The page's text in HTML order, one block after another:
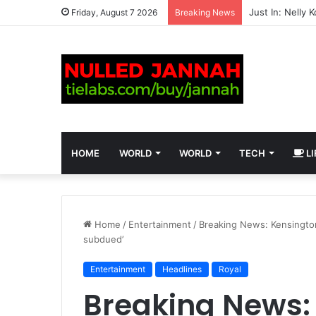
Friday, August 7 2026 Breaking News
HOME WORLD WORLD TECH
Home / Entertainment / Breaking News:
subdued’
Entertainment Headlines Royal
Breaking